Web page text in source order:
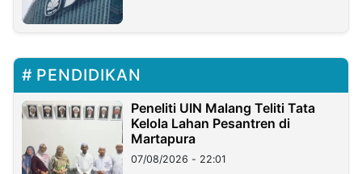
PENDIDIKAN
Peneliti UIN Malang Teliti Tata
Kelola Lahan Pesantren di
Martapura
07/08/2026 - 22:01